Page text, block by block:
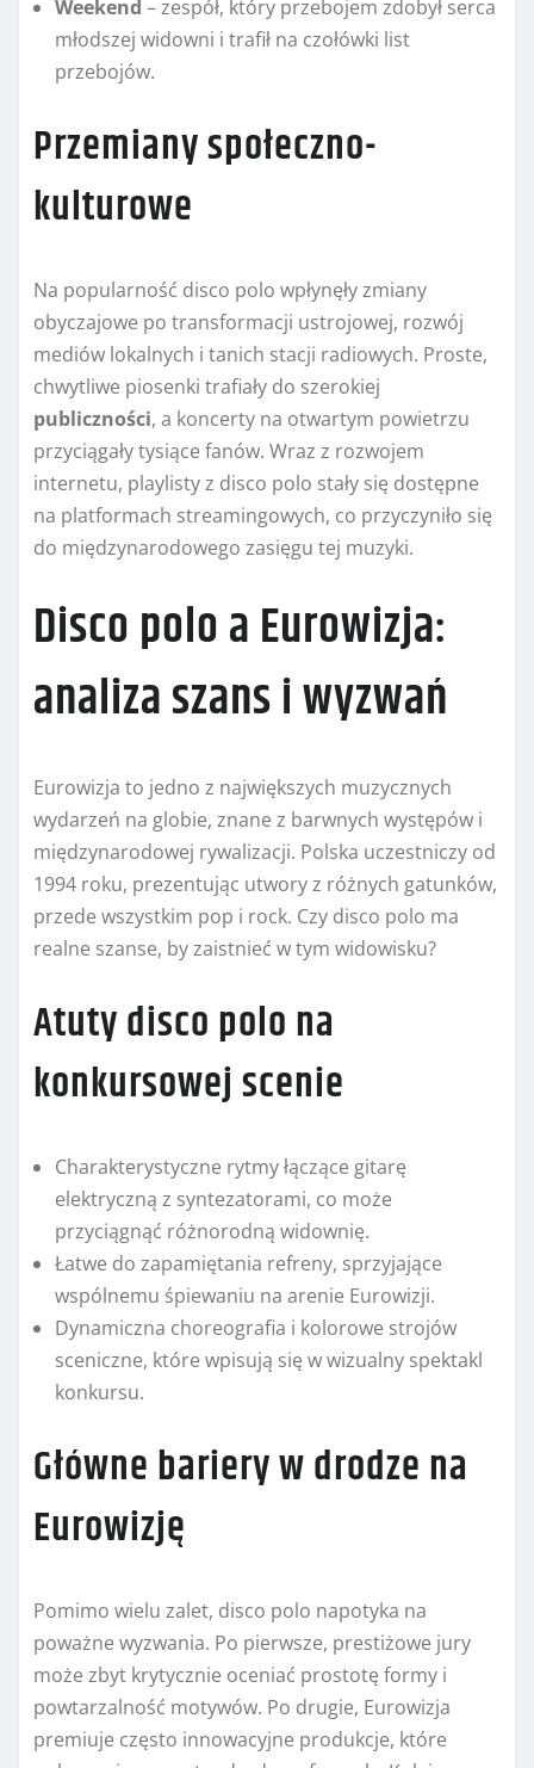
Weekend – zespół, który przebojem zdobył serca
młodszej widowni i trafił na czołówki list
przebojów.
Przemiany społeczno-
kulturowe
Na popularność disco polo wpłynęły zmiany
obyczajowe po transformacji ustrojowej, rozwój
mediów lokalnych i tanich stacji radiowych. Proste,
chwytliwe piosenki trafiały do szerokiej
publiczności, a koncerty na otwartym powietrzu
przyciągały tysiące fanów. Wraz z rozwojem
internetu, playlisty z disco polo stały się dostępne
na platformach streamingowych, co przyczyniło się
do międzynarodowego zasięgu tej muzyki.
Disco polo a Eurowizja:
analiza szans i wyzwań
Eurowizja to jedno z największych muzycznych
wydarzeń na globie, znane z barwnych występów i
międzynarodowej rywalizacji. Polska uczestniczy od
1994 roku, prezentując utwory z różnych gatunków,
przede wszystkim pop i rock. Czy disco polo ma
realne szanse, by zaistnieć w tym widowisku?
Atuty disco polo na
konkursowej scenie
Charakterystyczne rytmy łączące gitarę
elektryczną z syntezatorami, co może
przyciągnąć różnorodną widownię.
Łatwe do zapamiętania refreny, sprzyjające
wspólnemu śpiewaniu na arenie Eurowizji.
Dynamiczna choreografia i kolorowe strojów
sceniczne, które wpisują się w wizualny spektakl
konkursu.
Główne bariery w drodze na
Eurowizję
Pomimo wielu zalet, disco polo napotyka na
poważne wyzwania. Po pierwsze, prestiżowe jury
może zbyt krytycznie oceniać prostotę formy i
powtarzalność motywów. Po drugie, Eurowizja
premiuje często innowacyjne produkcje, które